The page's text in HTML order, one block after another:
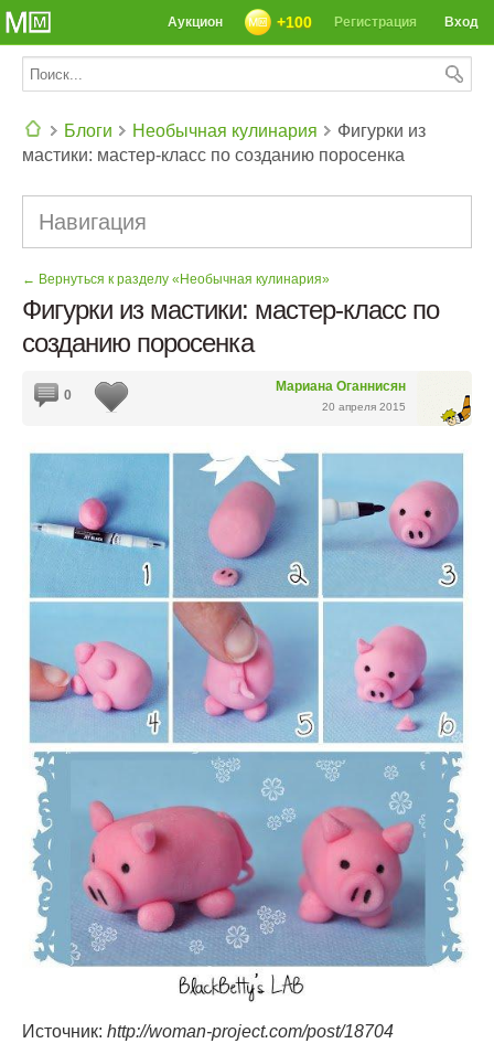
Вход
Регистрация
+100
Аукцион
Блоги Необычная кулинария
Фигурки из
мастики: мастер-класс по созданию поросенка
Навигация
← Вернуться к разделу «Необычная кулинария»
Фигурки из мастики: мастер-класс по
созданию поросенка
Мариана Оганнисян
20 апреля 2015
0
Источник: http://woman-project.com/post/18704